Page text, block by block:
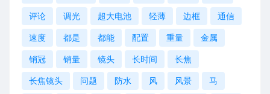
评论 调光 超大电池 轻薄 边框 通信
速度 都是 都能 配置 重量 金属
销冠 销量 镜头 长时间 长焦
长焦镜头 问题 防水 风 风景 马